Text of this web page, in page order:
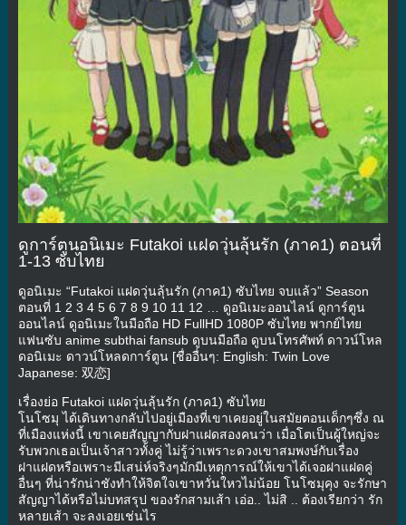
ดูการ์ตูนอนิเมะ Futakoi แฝดวุ่นลุ้นรัก (ภาค1) ตอนที่
1-13 ซับไทย
ดูอนิเมะ “Futakoi แฝดวุ่นลุ้นรัก (ภาค1) ซับไทย จบแล้ว” Season
ตอนที่ 1 2 3 4 5 6 7 8 9 10 11 12 … ดูอนิเมะออนไลน์ ดูการ์ตูน
ออนไลน์ ดูอนิเมะในมือถือ HD FullHD 1080P ซับไทย พากย์ไทย
แฟนซับ anime subthai fansub ดูบนมือถือ ดูบนโทรศัพท์ ดาวน์โหล
ดอนิเมะ ดาวน์โหลดการ์ตูน [ชื่ออื่นๆ: English: Twin Love
Japanese: 双恋]
เรื่องย่อ Futakoi แฝดวุ่นลุ้นรัก (ภาค1) ซับไทย
โนโซมุ ได้เดินทางกลับไปอยู่เมืองที่เขาเคยอยู่ในสมัยตอนเด็กๆซึ่ง ณ
ที่เมืองแห่งนี้ เขาเคยสัญญากับฝาแฝดสองคนว่า เมื่อโตเป็นผู้ใหญ่จะ
รับพวกเธอเป็นเจ้าสาวทั้งคู่ ไม่รู้ว่าเพราะดวงเขาสมพงษ์กับเรื่อง
ฝาแฝดหรือเพราะมีเสน่ห์จริงๆมักมีเหตุการณ์ให้เขาได้เจอฝาแฝดคู่
อื่นๆ ที่น่ารักน่าชังทำให้จิตใจเขาหวั่นใหวไม่น้อย โนโซมุคุง จะรักษา
สัญญาได้หรือไม่บทสรุป ของรักสามเส้า เอ่อ.. ไม่สิ .. ต้องเรียกว่า รัก
หลายเส้า จะลงเอยเช่นไร